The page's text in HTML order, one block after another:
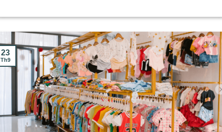
23
Th9